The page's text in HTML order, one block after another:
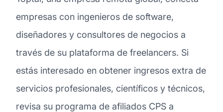
empresas con ingenieros de software,
diseñadores y consultores de negocios a
través de su plataforma de freelancers. Si
estás interesado en obtener ingresos extra de
servicios profesionales, científicos y técnicos,
revisa su programa de afiliados CPS a